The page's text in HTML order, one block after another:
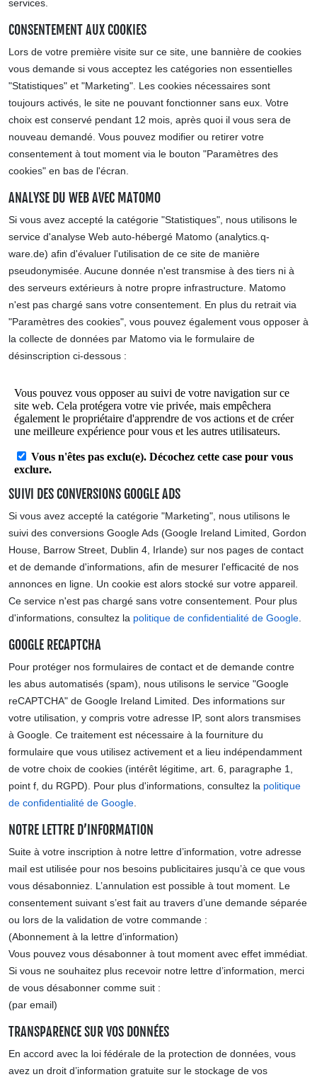
services.
CONSENTEMENT AUX COOKIES
Lors de votre première visite sur ce site, une bannière de cookies
vous demande si vous acceptez les catégories non essentielles
"Statistiques" et "Marketing". Les cookies nécessaires sont
toujours activés, le site ne pouvant fonctionner sans eux. Votre
choix est conservé pendant 12 mois, après quoi il vous sera de
nouveau demandé. Vous pouvez modifier ou retirer votre
consentement à tout moment via le bouton "Paramètres des
cookies" en bas de l'écran.
ANALYSE DU WEB AVEC MATOMO
Si vous avez accepté la catégorie "Statistiques", nous utilisons le
service d'analyse Web auto-hébergé Matomo (analytics.q-
ware.de) afin d'évaluer l'utilisation de ce site de manière
pseudonymisée. Aucune donnée n'est transmise à des tiers ni à
des serveurs extérieurs à notre propre infrastructure. Matomo
n'est pas chargé sans votre consentement. En plus du retrait via
"Paramètres des cookies", vous pouvez également vous opposer à
la collecte de données par Matomo via le formulaire de
désinscription ci-dessous :
SUIVI DES CONVERSIONS GOOGLE ADS
Si vous avez accepté la catégorie "Marketing", nous utilisons le
suivi des conversions Google Ads (Google Ireland Limited, Gordon
House, Barrow Street, Dublin 4, Irlande) sur nos pages de contact
et de demande d'informations, afin de mesurer l'efficacité de nos
annonces en ligne. Un cookie est alors stocké sur votre appareil.
Ce service n'est pas chargé sans votre consentement. Pour plus
d'informations, consultez la politique de confidentialité de Google
GOOGLE RECAPTCHA
Pour protéger nos formulaires de contact et de demande contre
les abus automatisés (spam), nous utilisons le service "Google
reCAPTCHA" de Google Ireland Limited. Des informations sur
votre utilisation, y compris votre adresse IP, sont alors transmises
à Google. Ce traitement est nécessaire à la fourniture du
formulaire que vous utilisez activement et a lieu indépendamment
de votre choix de cookies (intérêt légitime, art. 6, paragraphe 1,
point f, du RGPD). Pour plus d'informations, consultez la politique
de confidentialité de Google
NOTRE LETTRE D’INFORMATION
Suite à votre inscription à notre lettre d’information, votre adresse
mail est utilisée pour nos besoins publicitaires jusqu’à ce que vous
vous désabonniez. L’annulation est possible à tout moment. Le
consentement suivant s’est fait au travers d’une demande séparée
ou lors de la validation de votre commande :
(Abonnement à la lettre d’information)
Vous pouvez vous désabonner à tout moment avec effet immédiat.
Si vous ne souhaitez plus recevoir notre lettre d’information, merci
de vous désabonner comme suit :
(par email)
TRANSPARENCE SUR VOS DONNÉES
En accord avec la loi fédérale de la protection de données, vous
avez un droit d’information gratuite sur le stockage de vos